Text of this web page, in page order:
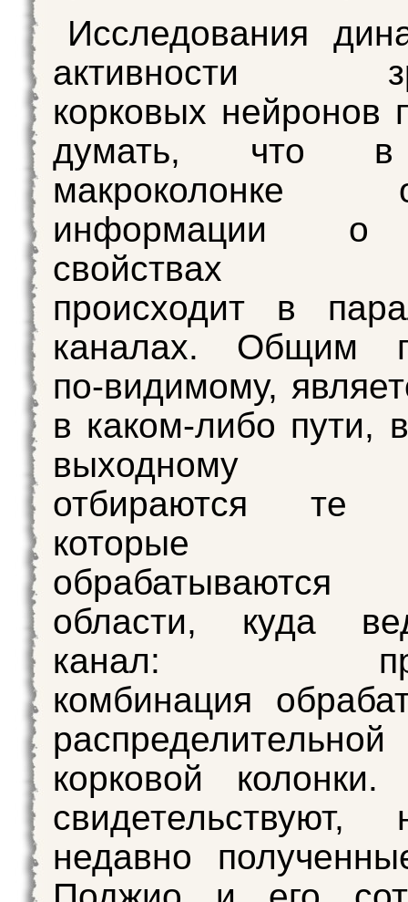
Исследования
активности
корковых нейронов
думать, что
макроколонке
информации о
свойствах
происходит в
каналах. Общим
по-видимому,
в каком-либо пути,
выходному
отбираются те
которые
области, куда
канал:
комбинация
корковой
свидетельствуют,
недавно